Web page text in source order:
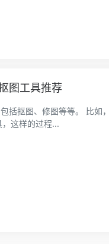
图工具推荐
抠出一朵花进行美化，但是手动抠图
工具，这样的过程...